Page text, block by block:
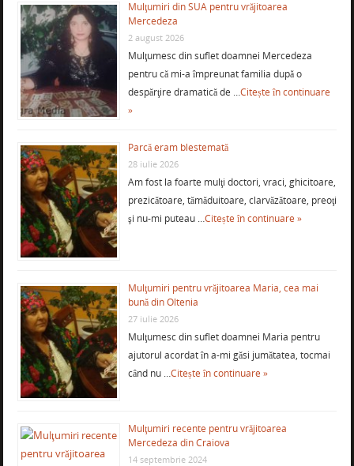
Mulţumiri din SUA pentru vrăjitoarea
Mercedeza
2 august 2026
Mulţumesc din suflet doamnei Mercedeza
pentru că mi-a împreunat familia după o
despărţire dramatică de …Citește în continuare
»
Parcă eram blestemată
28 iulie 2026
Am fost la foarte mulţi doctori, vraci, ghicitoare,
prezicătoare, tămăduitoare, clarvăzătoare, preoţi
şi nu-mi puteau …Citește în continuare »
Mulţumiri pentru vrăjitoarea Maria, cea mai
bună din Oltenia
27 iulie 2026
Mulţumesc din suflet doamnei Maria pentru
ajutorul acordat în a-mi găsi jumătatea, tocmai
când nu …Citește în continuare »
Mulţumiri recente pentru vrăjitoarea
Mercedeza din Craiova
14 septembrie 2024